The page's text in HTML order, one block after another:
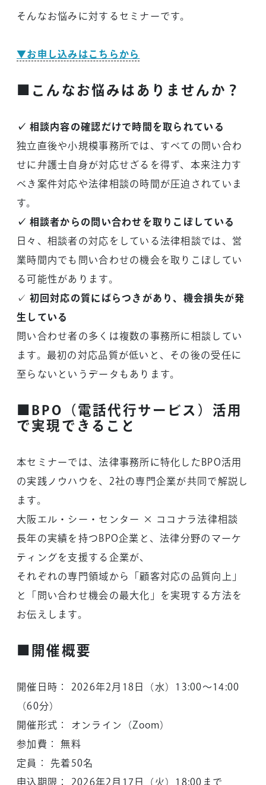
そんなお悩みに対するセミナーです。
▼お申し込みはこちらから
■こんなお悩みはありませんか？
✓ 相談内容の確認だけで時間を取られている
独立直後や小規模事務所では、すべての問い合わ
せに弁護士自身が対応せざるを得ず、本来注力す
べき案件対応や法律相談の時間が圧迫されていま
す。
✓ 相談者からの問い合わせを取りこぼしている
日々、相談者の対応をしている法律相談では、営
業時間内でも問い合わせの機会を取りこぼしてい
る可能性があります。
✓ 初回対応の質にばらつきがあり、機会損失が発
生している
問い合わせ者の多くは複数の事務所に相談してい
ます。最初の対応品質が低いと、その後の受任に
至らないというデータもあります。
■BPO（電話代行サービス）活用
で実現できること
本セミナーでは、法律事務所に特化したBPO活用
の実践ノウハウを、2社の専門企業が共同で解説し
ます。
大阪エル・シー・センター × ココナラ法律相談
長年の実績を持つBPO企業と、法律分野のマーケ
ティングを支援する企業が、
それぞれの専門領域から「顧客対応の品質向上」
と「問い合わせ機会の最大化」を実現する方法を
お伝えします。
■開催概要
開催日時： 2026年2月18日（水）13:00～14:00
（60分）
開催形式： オンライン（Zoom）
参加費： 無料
定員： 先着50名
申込期限： 2026年2月17日（火）18:00まで